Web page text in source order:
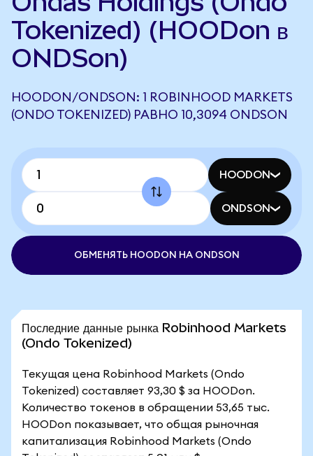
Tokenized) (HOODon в
ONDSon)
HOODON/ONDSON: 1 ROBINHOOD MARKETS
(ONDO TOKENIZED) РАВНО 10,3094 ONDSON
HOODON
ONDSON
ОБМЕНЯТЬ HOODON НА ONDSON
Последние данные рынка Robinhood Markets
(Ondo Tokenized)
Текущая цена Robinhood Markets (Ondo
Tokenized) составляет 93,30 $ за HOODon.
Количество токенов в обращении 53,65 тыс.
HOODon показывает, что общая рыночная
капитализация Robinhood Markets (Ondo